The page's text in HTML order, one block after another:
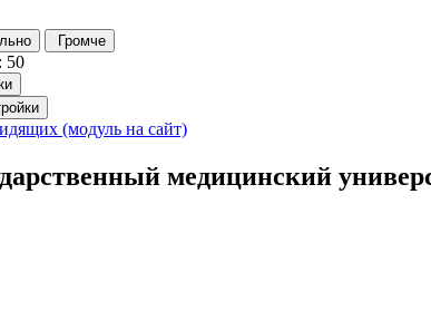
Громче
50
(модуль на сайт)
медицинский